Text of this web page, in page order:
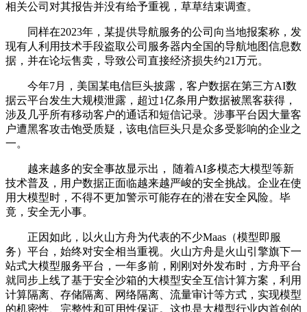
相关公司对其报告并没有给予重视，草草结束调查。
同样在2023年，某提供导航服务的公司向当地报案称，发
现有人利用技术手段盗取公司服务器内全国的导航地图信息数
据，并在论坛售卖，导致公司直接经济损失约21万元。
今年7月，美国某电信巨头披露，客户数据在第三方AI数
据云平台发生大规模泄露，超过1亿条用户数据被黑客获得，
涉及几乎所有移动客户的通话和短信记录。涉事平台因大量客
户遭黑客攻击饱受质疑，该电信巨头只是众多受影响的企业之
一。
越来越多的安全事故显示出， 随着AI多模态大模型等新
技术普及，用户数据正面临越来越严峻的安全挑战。企业在使
用大模型时，不得不更加警示可能存在的潜在安全风险。毕
竟，安全无小事。
正因如此，以火山方舟为代表的不少Maas（模型即服
务）平台，始终对安全相当重视。火山方舟是火山引擎旗下一
站式大模型服务平台，一年多前，刚刚对外发布时，方舟平台
就同步上线了基于安全沙箱的大模型安全互信计算方案，利用
计算隔离、存储隔离、网络隔离、流量审计等方式，实现模型
的机密性、完整性和可用性保证。这也是大模型行业内首创的